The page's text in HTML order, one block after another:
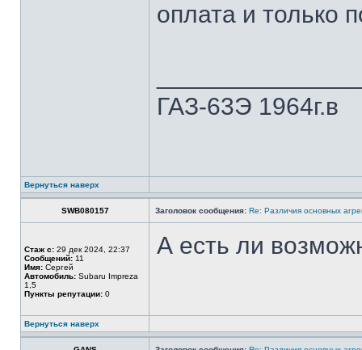
оплата и только
ГАЗ-63Э 1964г.в
Вернуться наверх
SWB080157 Заголовок сообщения: Re: Различия основных
Стаж с: 29 дек 2024, 22:37
Сообщений: 11
Имя: Сергей
Автомобиль: Subaru Impreza
1,5
Пункты репутации: 0
А есть ли
Вернуться наверх